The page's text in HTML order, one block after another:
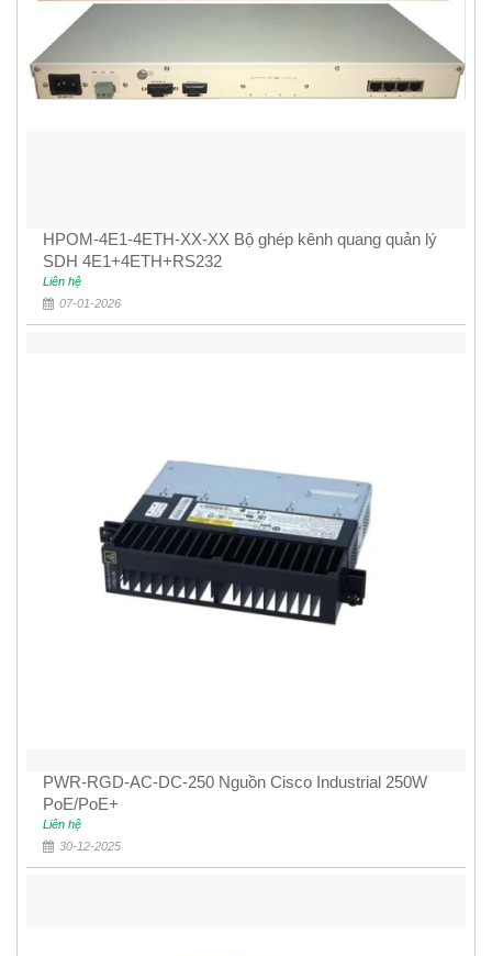
HPOM-4E1-4ETH-XX-XX Bộ ghép kênh quang quản lý
SDH 4E1+4ETH+RS232
Liên hệ
07-01-2026
PWR-RGD-AC-DC-250 Nguồn Cisco Industrial 250W
PoE/PoE+
Liên hệ
30-12-2025